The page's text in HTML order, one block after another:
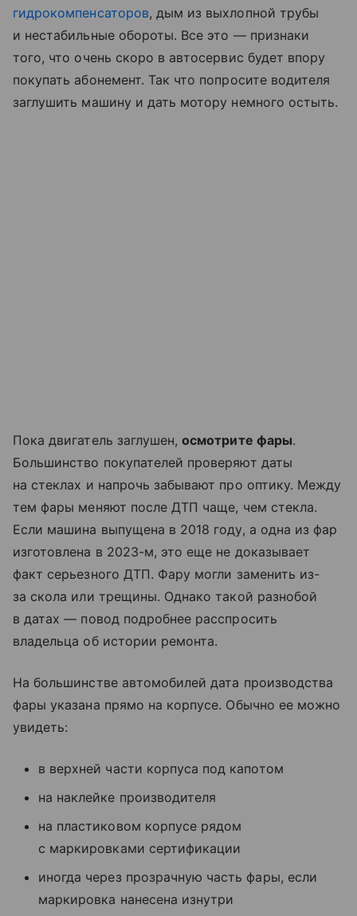
гидрокомпенсаторов, дым из выхлопной трубы
и нестабильные обороты. Все это — признаки
того, что очень скоро в автосервис будет впору
покупать абонемент. Так что попросите водителя
заглушить машину и дать мотору немного остыть.
Пока двигатель заглушен,осмотрите фары.
Большинство покупателей проверяют даты
на стеклах и напрочь забывают про оптику. Между
тем фары меняют после ДТП чаще, чем стекла.
Если машина выпущена в 2018 году, а одна из фар
изготовлена в 2023-м, это еще не доказывает
факт серьезного ДТП. Фару могли заменить из-
за скола или трещины. Однако такой разнобой
в датах — повод подробнее расспросить
владельца об истории ремонта.
На большинстве автомобилей дата производства
фары указана прямо на корпусе. Обычно ее можно
увидеть:
в верхней части корпуса под капотом
на наклейке производителя
на пластиковом корпусе рядом
с маркировками сертификации
иногда через прозрачную часть фары, если
маркировка нанесена изнутри